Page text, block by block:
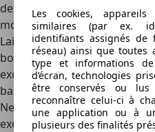
Les cookies,
similaires (par ex.
identifiants assignés de
réseau) ainsi que toutes
type et informations
d’écran, technologies
être conservés ou
reconnaître celui-ci à
une application ou à
plusieurs des finalités
de voiture, notamment les
moteur indiquées.
Laisser chauffer le moteur
bonne lubrification au
excessifs sur des
basse température.
Ne pas surcharger le
excessif sollicite davantage